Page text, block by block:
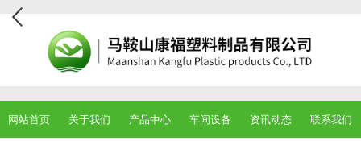
网站首页 关于我们 产品中心 车间设备 资讯动态 联系我们